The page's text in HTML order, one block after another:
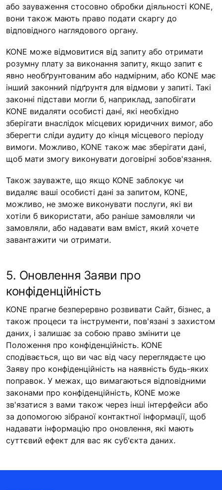
або зауваження стосовно обробки діяльності KONE,
вони також мають право подати скаргу до
відповідного наглядового органу.
KONE може відмовитися від запиту або отримати
розумну плату за виконання запиту, якщо запит є
явно необґрунтованим або надмірним, або KONE має
інший законний підґрунтя для відмови у запиті. Такі
законні підстави могли б, наприклад, запобігати
KONE видаляти особисті дані, які необхідно
зберігати внаслідок місцевих юридичних вимог, або
зберегти сліди аудиту до кінця місцевого періоду
вимоги. Можливо, KONE також має зберігати дані,
щоб мати змогу виконувати договірні зобов'язання.
Також зауважте, що якщо KONE заблокує чи
видаляє ваші особисті дані за запитом, KONE,
можливо, не зможе виконувати послуги, які ви
хотіли б використати, або раніше замовляли чи
замовляли, або надавати вам вміст, який хочете
завантажити чи отримати.
5. Оновлення Заяви про
конфіденційність
KONE прагне безперервно розвивати Сайт, бізнес, а
також процеси та інструменти, пов'язані з захистом
даних, і залишає за собою право змінити це
Положення про конфіденційність. KONE
сподівається, що ви час від часу переглядаєте цю
Заяву про конфіденційність на наявність будь-яких
поправок. У межах, що вимагаються відповідними
законами про конфіденційність, KONE може
зв'язатися з вами також через інші інтерфейси або
за допомогою зібраної контактної інформації, щоб
надавати інформацію про оновлення, які мають
суттєвий ефект для вас як суб'єкта даних.